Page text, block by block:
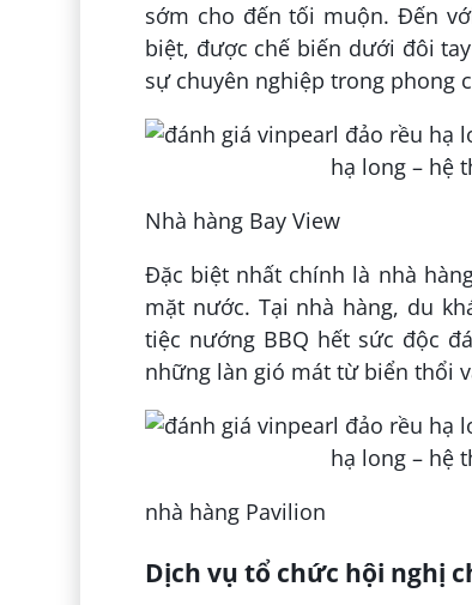
sớm cho đến tối muộn. Đến
biệt, được chế biến dưới đôi
sự chuyên nghiệp trong phong
Nhà hàng Bay View
Đặc biệt nhất chính là nhà
mặt nước. Tại nhà hàng, du
tiệc nướng BBQ hết sức độc
những làn gió mát từ biển thổi
nhà hàng Pavilion
Dịch vụ tổ chức hội nghị